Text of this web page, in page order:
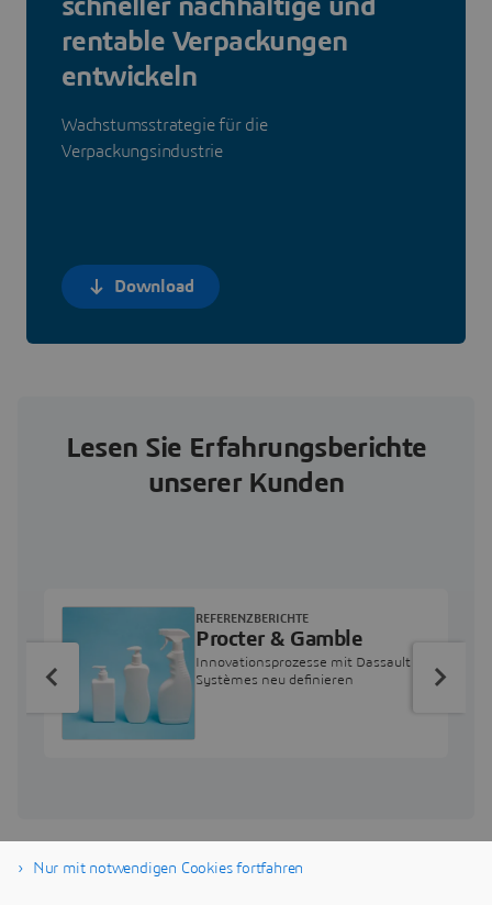
schneller nachhaltige und
rentable Verpackungen
entwickeln
Wachstumsstrategie für die
Verpackungsindustrie
Download
Lesen Sie Erfahrungsberichte
unserer Kunden
Procter & Gamble
Innovationsprozesse mit Dassault
Systèmes neu definieren
REFERENZBERICHTE
Nur mit notwendigen Cookies fortfahren